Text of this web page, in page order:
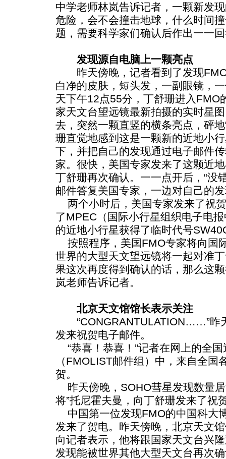
中学老师林岚告诉记者，一颗新发
危险，会不会撞击地球，什么时间
题，需要科学家们确认后作出一一
发现源自电脑上一颗亮点
昨天傍晚，记者看到了发现
白净的皮肤，短头发，一副眼镜，
天下午12点55分，丁舒珊进入FMO
家天文台望远镜最新拍摄的实时星
去，突然一颗直竖的横条亮点，砰地
珊直觉地感到这是一颗新的近地小
下，并把自己的发现通过电子邮件
家。很快，美国专家发来了这颗近
丁舒珊再次确认。一一点开后，“没
邮件答复美国专家，一边对自己的
两个小时后，美国专家发来了祝
了MPEC（国际小行星组织电子电
的近地小行星获得了临时代号
按照程序，美国FMO专家将向国
世界的大型天文望远镜将一起对准
果这次再度得到确认的话，那么这
岚老师告诉记者。
北京天文馆馆长表示关注
“CONGRANTULATION……”昨
发来祝贺电子邮件。
“恭喜！恭喜！”记者在网上的全
（FMOLIST邮件组）中，来自全国
贺。
昨天傍晚，SOHO彗星发现数量
将”托尼霍夫曼，向丁舒珊发来了祝
中国第一位发现FMO的中国科大
发来了贺电。昨天傍晚，北京天文
向记者表示，他将跟国家天文台兴
发现能被世界其他大型天文台再次